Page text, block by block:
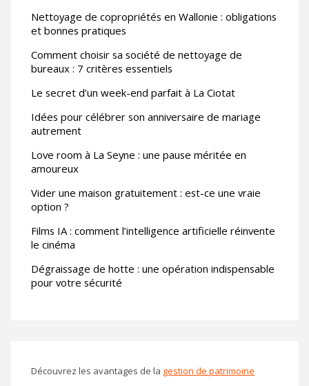
Nettoyage de copropriétés en Wallonie : obligations
et bonnes pratiques
Comment choisir sa société de nettoyage de
bureaux : 7 critères essentiels
Le secret d’un week-end parfait à La Ciotat
Idées pour célébrer son anniversaire de mariage
autrement
Love room à La Seyne : une pause méritée en
amoureux
Vider une maison gratuitement : est-ce une vraie
option ?
Films IA : comment l’intelligence artificielle réinvente
le cinéma
Dégraissage de hotte : une opération indispensable
pour votre sécurité
Découvrez les avantages de la gestion de patrimoine